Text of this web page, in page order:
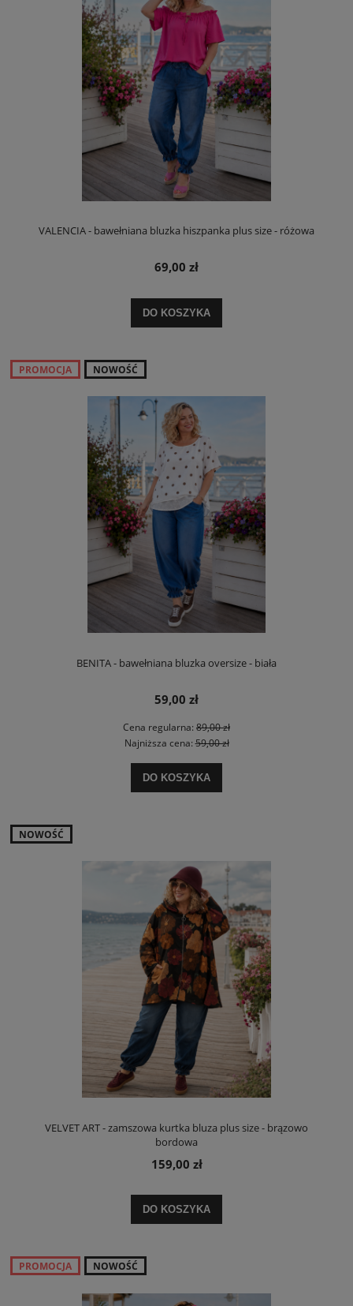
VALENCIA - bawełniana bluzka hiszpanka plus size - różowa
69,00 zł
DO KOSZYKA
BENITA - bawełniana bluzka oversize - biała
59,00 zł
Cena regularna: 89,00 zł
Najniższa cena:59,00 zł
DO KOSZYKA
PROMOCJA NOWOŚĆ
VELVET ART - zamszowa kurtka bluza plus size - brązowo
bordowa
159,00 zł
DO KOSZYKA
NOWOŚĆ
PROMOCJA NOWOŚĆ